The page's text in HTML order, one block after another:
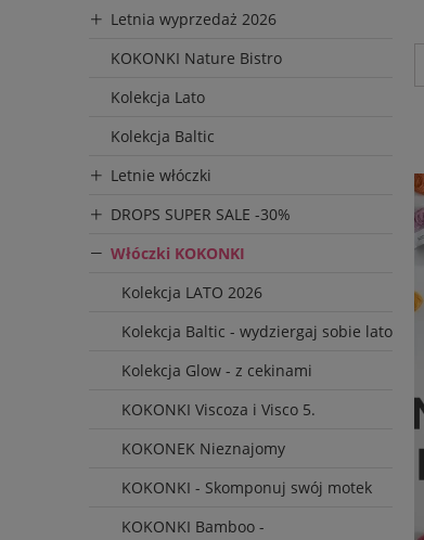
Letnia wyprzedaż 2026
KOKONKI Nature Bistro
Kolekcja Lato
Kolekcja Baltic
Letnie włóczki
DROPS SUPER SALE -30%
Włóczki KOKONKI
Kolekcja LATO 2026
Kolekcja Baltic - wydziergaj sobie lato
Kolekcja Glow - z cekinami
KOKONKI Viscoza i Visco 5.
KOKONEK Nieznajomy
KOKONKI - Skomponuj swój motek
KOKONKI Bamboo -